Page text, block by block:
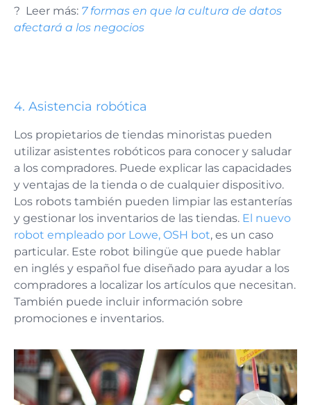
? Leer más: 7 formas en que la cultura de datos
afectará a los negocios
4. Asistencia robótica
Los propietarios de tiendas minoristas pueden
utilizar asistentes robóticos para conocer y saludar
a los compradores. Puede explicar las capacidades
y ventajas de la tienda o de cualquier dispositivo.
Los robots también pueden limpiar las estanterías
y gestionar los inventarios de las tiendas. El nuevo
robot empleado por Lowe, OSH bot, es un caso
particular. Este robot bilingüe que puede hablar
en inglés y español fue diseñado para ayudar a los
compradores a localizar los artículos que necesitan.
También puede incluir información sobre
promociones e inventarios.